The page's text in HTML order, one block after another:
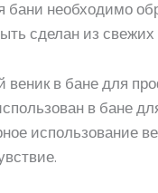
бани необходимо
сделан из
в бане для
в бане
использование